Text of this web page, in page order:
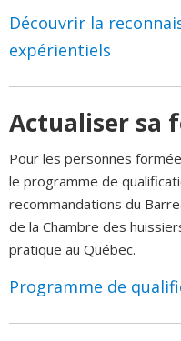
Découvrir la
expérientiels
Actualiser sa
Pour les personnes
le programme de
recommandations du
de la Chambre des
pratique au Québec.
Programme de